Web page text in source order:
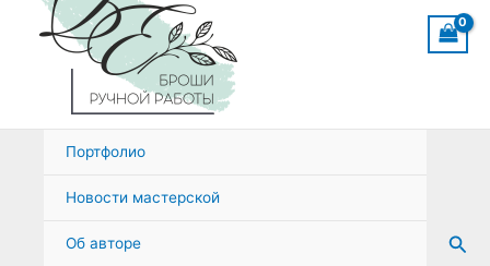
Портфолио
Новости мастерской
Об авторе